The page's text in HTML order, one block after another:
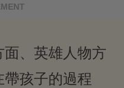
面、英雄人物方
孩子的過程